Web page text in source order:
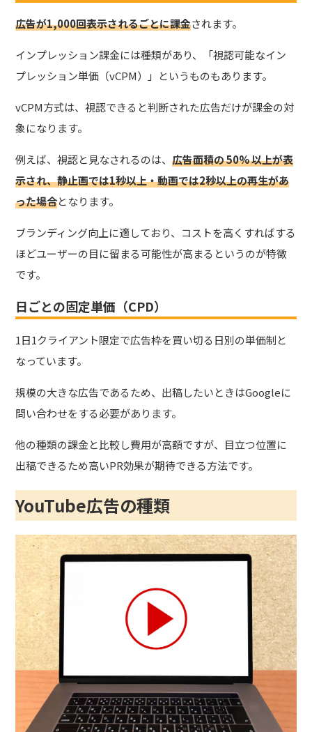
広告が1,000回表示されるごとに課金されます。
インプレッション課金には種類があり、「視認可能なイン
プレッション単価（vCPM）」というものもあります。
vCPM方式は、視認できると判断された広告だけが課金の対
象になります。
例えば、視認と見なされるのは、広告面積の 50% 以上が表
示され、静止画では1秒以上・動画では2秒以上の再生があ
った場合となります。
ブランディング向上に適しており、コストを高くすればする
ほどユーザーの目に留まる可能性が高まるというのが特徴
です。
日ごとの固定単価（CPD）
1日1クライアント限定で広告枠を買い切る日別の単価制と
なっています。
規模の大きな広告であるため、出稿したいときはGoogleに
問い合わせをする必要があります。
他の種類の課金と比較し費用が高額ですが、目立つ位置に
出稿できるため高いPR効果が期待できる方法です。
YouTube広告の種類